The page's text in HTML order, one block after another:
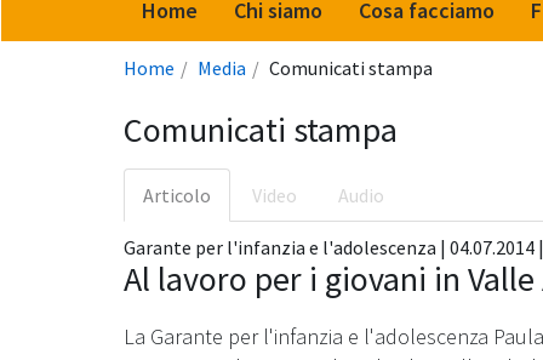
Home Chi siamo Cosa facciamo
Home Media Comunicati stampa
Comunicati stampa
Articolo Video Audio
Garante per l'infanzia e l'adolescenza | 04.07.2014
Al lavoro per i giovani in
La Garante per l'infanzia e l'adolescenza